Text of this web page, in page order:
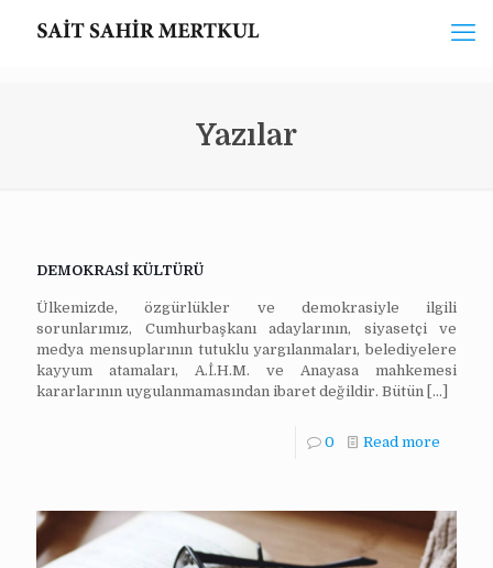
Yazılar
DEMOKRASİ KÜLTÜRÜ
Ülkemizde, özgürlükler ve demokrasiyle ilgili
sorunlarımız, Cumhurbaşkanı adaylarının, siyasetçi ve
medya mensuplarının tutuklu yargılanmaları, belediyelere
kayyum atamaları, A.İ.H.M. ve Anayasa mahkemesi
kararlarının uygulanmamasından ibaret değildir. Bütün […]
0 Read more